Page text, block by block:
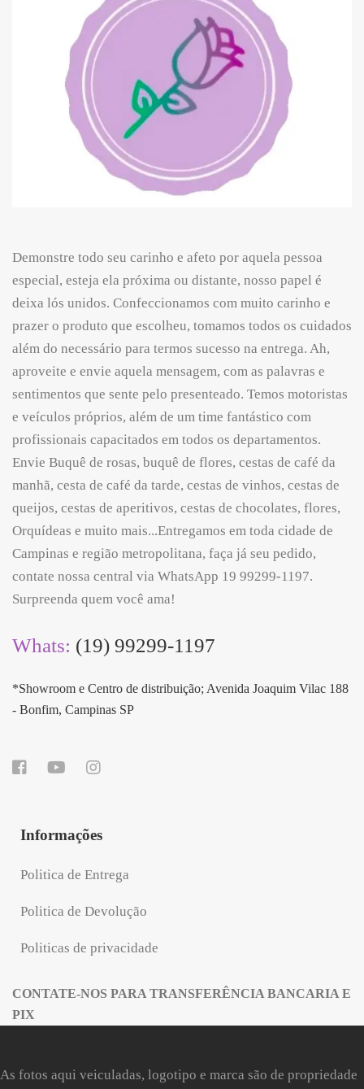
Demonstre todo seu carinho e afeto por aquela pessoa
especial, esteja ela próxima ou distante, nosso papel é
deixa lós unidos. Confeccionamos com muito carinho e
prazer o produto que escolheu, tomamos todos os cuidados
além do necessário para termos sucesso na entrega. Ah,
aproveite e envie aquela mensagem, com as palavras e
sentimentos que sente pelo presenteado. Temos motoristas
e veículos próprios, além de um time fantástico com
profissionais capacitados em todos os departamentos.
Envie Buquê de rosas, buquê de flores, cestas de café da
manhã, cesta de café da tarde, cestas de vinhos, cestas de
queijos, cestas de aperitivos, cestas de chocolates, flores,
Orquídeas e muito mais...Entregamos em toda cidade de
Campinas e região metropolitana, faça já seu pedido,
contate nossa central via WhatsApp 19 99299-1197.
Surpreenda quem você ama!
Whats: (19) 99299-1197
*Showroom e Centro de distribuição; Avenida Joaquim Vilac 188
- Bonfim, Campinas SP
Informações
Politica de Entrega
Politica de Devolução
Politicas de privacidade
CONTATE-NOS PARA TRANSFERÊNCIA BANCARIA E
PIX
As fotos aqui veiculadas, logotipo e marca são de propriedade